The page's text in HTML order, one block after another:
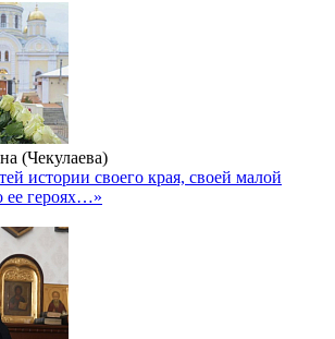
(Чекулаева)
истории своего края, своей малой
ее героях…»